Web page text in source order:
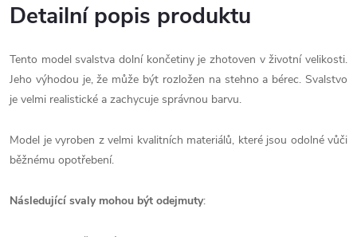
Detailní popis produktu
Tento model svalstva dolní končetiny je zhotoven v životní velikosti.
Jeho výhodou je, že může být rozložen na stehno a bérec. Svalstvo
je velmi realistické a zachycuje správnou barvu.
Model je vyroben z velmi kvalitních materiálů, které jsou odolné vůči
běžnému opotřebení.
Následující svaly mohou být odejmuty: